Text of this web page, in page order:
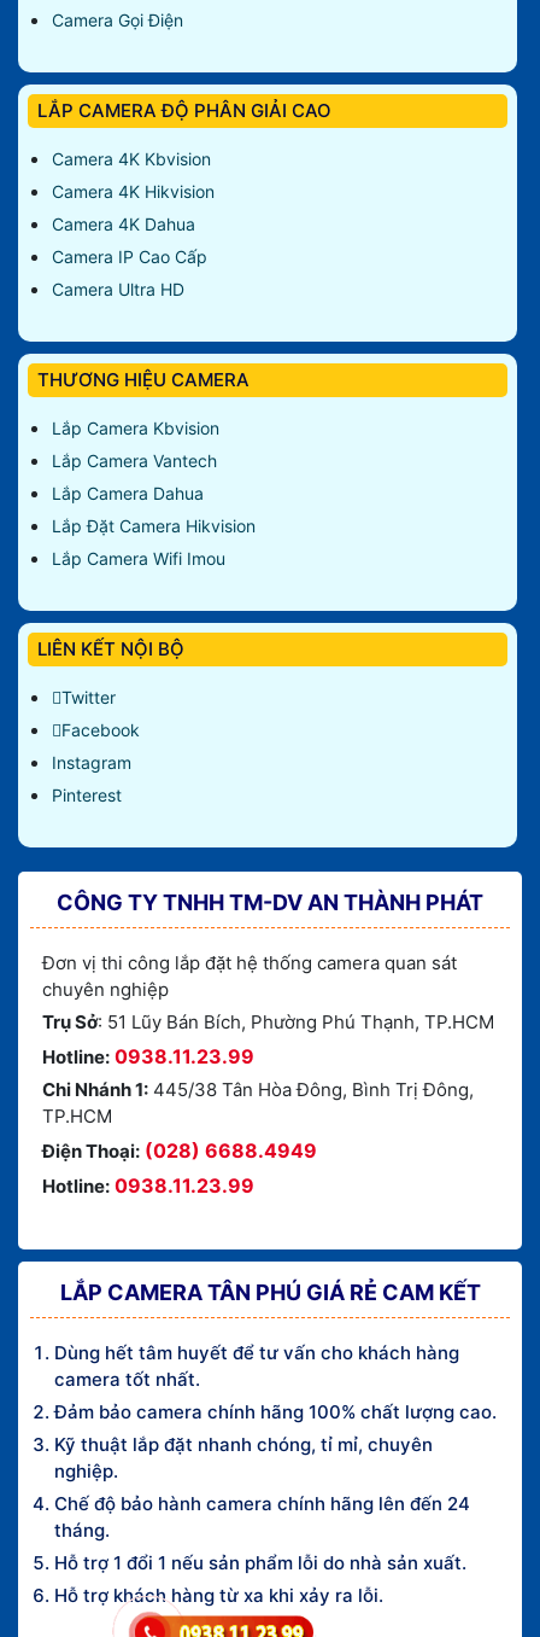
Camera Gọi Điện
LẮP CAMERA ĐỘ PHÂN GIẢI CAO
Camera 4K Kbvision
Camera 4K Hikvision
Camera 4K Dahua
Camera IP Cao Cấp
Camera Ultra HD
THƯƠNG HIỆU CAMERA
Lắp Camera Kbvision
Lắp Camera Vantech
Lắp Camera Dahua
Lắp Đặt Camera Hikvision
Lắp Camera Wifi Imou
LIÊN KẾT NỘI BỘ
Twitter
Facebook
Instagram
Pinterest
CÔNG TY TNHH TM-DV AN THÀNH PHÁT
Đơn vị thi công lắp đặt hệ thống camera quan sát
chuyên nghiệp
Trụ Sở: 51 Lũy Bán Bích, Phường Phú Thạnh, TP.HCM
Hotline: 0938.11.23.99
Chi Nhánh 1: 445/38 Tân Hòa Đông, Bình Trị Đông,
TP.HCM
Điện Thoại: (028) 6688.4949
Hotline: 0938.11.23.99
LẮP CAMERA TÂN PHÚ GIÁ RẺ CAM KẾT
Dùng hết tâm huyết để tư vấn cho khách hàng
camera tốt nhất.
Đảm bảo camera chính hãng 100% chất lượng cao.
Kỹ thuật lắp đặt nhanh chóng, tỉ mỉ, chuyên
nghiệp.
Chế độ bảo hành camera chính hãng lên đến 24
tháng.
Hỗ trợ 1 đổi 1 nếu sản phẩm lỗi do nhà sản xuất.
Hỗ trợ khách hàng từ xa khi xảy ra lỗi.